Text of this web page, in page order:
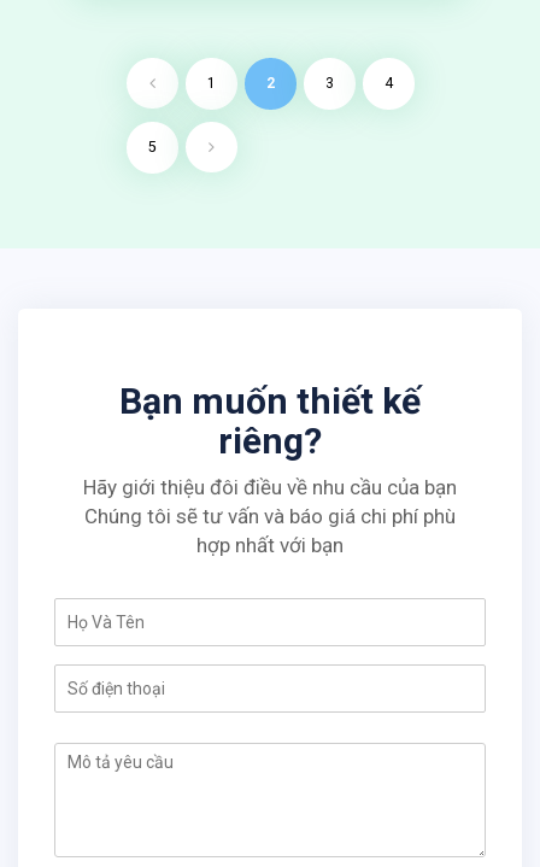
1 2 3 4
5
Bạn muốn thiết kế
riêng?
Hãy giới thiệu đôi điều về nhu cầu của bạn
Chúng tôi sẽ tư vấn và báo giá chi phí phù
hợp nhất với bạn